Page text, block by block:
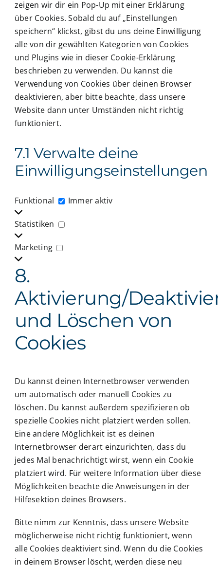
zeigen wir dir ein Pop-Up mit einer Erklärung
über Cookies. Sobald du auf „Einstellungen
speichern“ klickst, gibst du uns deine Einwilligung
alle von dir gewählten Kategorien von Cookies
und Plugins wie in dieser Cookie-Erklärung
beschrieben zu verwenden. Du kannst die
Verwendung von Cookies über deinen Browser
deaktivieren, aber bitte beachte, dass unsere
Website dann unter Umständen nicht richtig
funktioniert.
7.1 Verwalte deine
Einwilligungseinstellungen
Funktional Funktional
Immer aktiv
Statistiken
Marketing
8.
Aktivierung/
und Löschen von
Cookies
Du kannst deinen Internetbrowser verwenden
um automatisch oder manuell Cookies zu
löschen. Du kannst außerdem spezifizieren ob
spezielle Cookies nicht platziert werden sollen.
Eine andere Möglichkeit ist es deinen
Internetbrowser derart einzurichten, dass du
jedes Mal benachrichtigt wirst, wenn ein Cookie
platziert wird. Für weitere Information über diese
Möglichkeiten beachte die Anweisungen in der
Hilfesektion deines Browsers.
Bitte nimm zur Kenntnis, dass unsere Website
möglicherweise nicht richtig funktioniert, wenn
alle Cookies deaktiviert sind. Wenn du die Cookies
in deinem Browser löscht, werden diese neu